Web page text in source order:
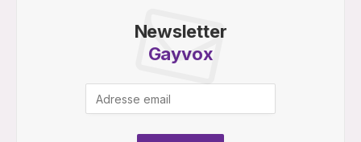
Newsletter
Gayvox